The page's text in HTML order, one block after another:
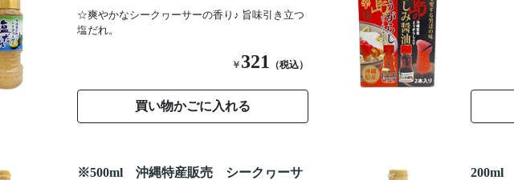
☆爽やかなシークヮーサーの香り♪ 旨味引き立つ
塩だれ。
￥ 321 （税込）
買い物かごに入れる
※500ml 沖縄特産販売 シークヮーサ
200ml